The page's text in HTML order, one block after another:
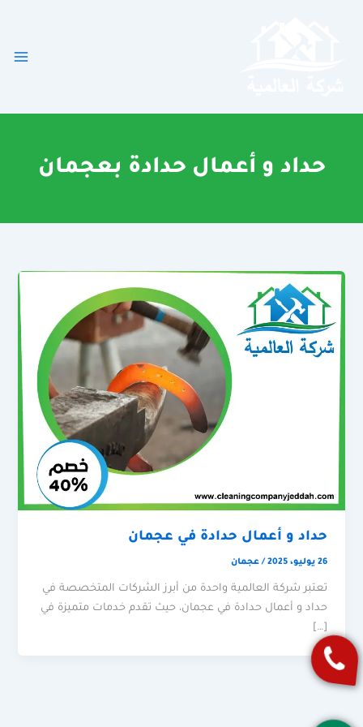
حداد و أعمال حدادة بعجمان
حداد و أعمال حدادة في عجمان
26 يوليو، 2025 /عجمان
تعتبر شركة العالمية واحدة من أبرز الشركات المتخصصة في
حداد و أعمال حدادة في عجمان، حيث تقدم خدمات متميزة في
[…]